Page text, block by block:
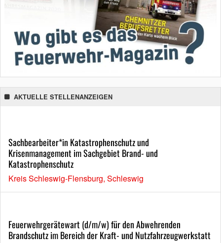
AKTUELLE STELLENANZEIGEN
Sachbearbeiter*in Katastrophenschutz und
Krisenmanagement im Sachgebiet Brand- und
Katastrophenschutz
Kreis Schleswig-Flensburg, Schleswig
Feuerwehrgerätewart (d/m/w) für den Abwehrenden
Brandschutz im Bereich der Kraft- und Nutzfahrzeugwerkstatt